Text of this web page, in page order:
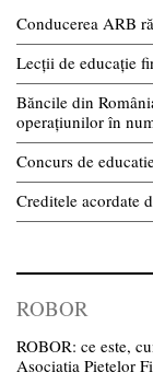
Conducerea ARB
Lecții de educație
Băncile din
operațiunilor în
Concurs de
Creditele acordate
ROBOR
ROBOR: ce este,
Asociatia Pietelor